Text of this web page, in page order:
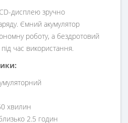
дисплею зручно
Ємний акумулятор
роботу, а бездротовий
час використання.
хвилин
2.5 годин